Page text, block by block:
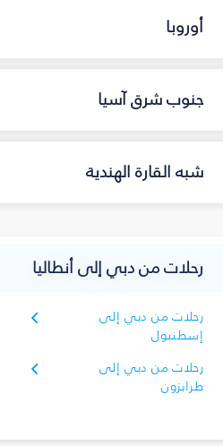
أوروبا
جنوب شرق آسيا
شبه القارة الهندية
رحلات من دبي إلى أنطاليا
رحلات من دبي إلى
إسطنبول
رحلات من دبي إلى
طرابزون